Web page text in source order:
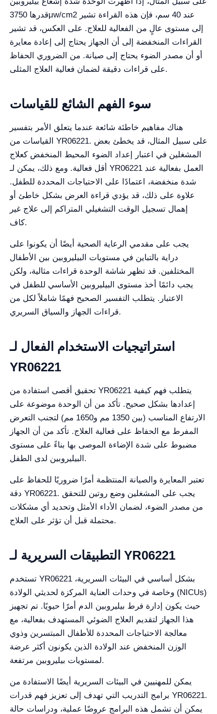
قدرها 3750μw/cm2 عند 40 سم، فإن هذه القراءة تشير
إلى مستوى عالٍ من الفعالية للعلاج. على العكس، قد تشير
القراءات المنخفضة إلى أن الجهاز يحتاج إلى إعادة معايرة
أو أن مصدر الضوء يحتاج إلى صيانة. من الضروري الحفاظ
على قراءات دقيقة لضمان فعالية العلاج المثلى.
سوء الفهم الشائع للقياسات
هناك مفاهيم خاطئة شائعة عندما يتعلق الأمر بتفسير
القياسات من YR06221. على سبيل المثال، قد يخطئ بعض
المشغلين في اعتبار إعداد الضوء المحيط المنخفض كعلاج
أقل فعالية. ومع ذلك، يمكن لـ YR06221 العمل بفعالية عند
شدة منخفضة، اعتمادًا على الاحتياجات المحددة للطفل.
علاوة على ذلك، قد يؤدي قراءة العرض بشكل خاطئ أو
إهمال تسجيل الوقت التشغيلي المتراكم إلى علاج غير
كاف.
يجب على مقدمي الرعاية الصحية أيضًا أن يكونوا على
دراية بالتباين في مستويات البيليروبين بين الأطفال
المختلفين. قد تظهر شاشة الوحدة قراءات مثالية، ولكن
يجب دائمًا أخذ مستوى البيليروبين الأساسي للطفل في
الاعتبار. يتطلب التفسير الصحيح فهمًا شاملاً لكل من
قراءات الجهاز والسياق السريري.
استراتيجيات الاستخدام الفعال لـ
YR06221
تحقيق أقصى استفادة من YR06221 يتطلب فهم كيفية
إعدادها بشكل صحيح. تأكد من أن الوحدة موضوعة على
الارتفاع المناسب (بين 1350 مم و1650 مم) لتجنب التعرض
المفرط مع الحفاظ على فعالية العلاج. تأكد من أن الجهاز
مضبوط على شدة الإضاءة الموصى بها بناءً على مستوى
البيليروبين لدى الطفل.
تعتبر المعايرة والصيانة المنتظمة أمرًا ضروريًا للحفاظ على
دقة YR06221. يجب على المشغلين وضع روتين للتحقق
من مصدر الضوء، لضمان الأداء الأمثل وتحديد أي مشكلات
محتملة قبل أن تؤثر على العلاج.
التطبيقات السريرية لـ YR06221
تستخدم YR06221 بشكل أساسي في البيئات السريرية،
وخاصة في وحدات العناية المركزة لحديثي الولادة (NICUs)
حيث يكون إدارة فرط بيليروبين الدم أمرًا حيويًا. تم تجهيز
هذا الجهاز لتقديم العلاج الضوئي المستهدف بفعالية، مع
معالجة الاحتياجات المحددة للأطفال المبتسرين وذوي
الوزن المنخفض عند الولادة الذين يكونون أكثر عرضة
لمستويات بيليروبين مرتفعة.
يمكن للمهنيين في البيئات السريرية أيضًا الاستفادة من
برامج التدريب التي تهدف إلى تعزيز فهم قدرات YR06221.
يمكن أن تشمل هذه البرامج عروضًا عملية، ودراسات حالة